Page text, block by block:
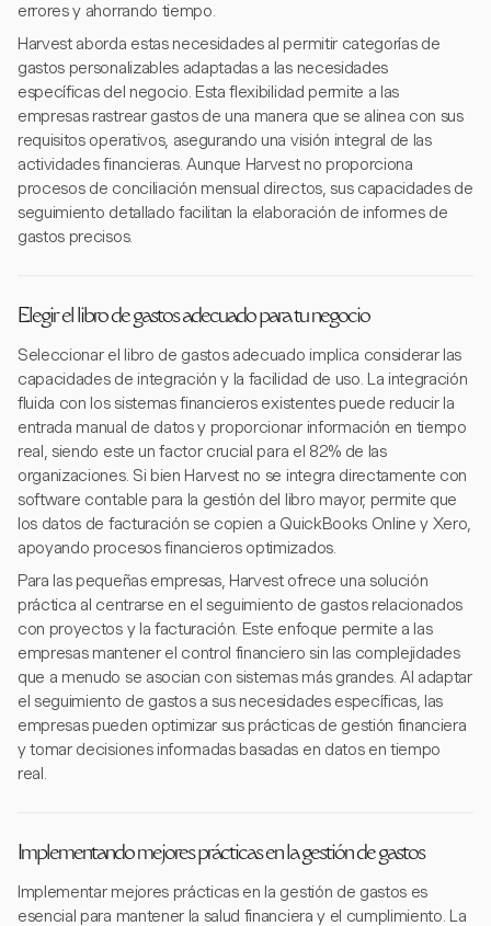
errores y ahorrando tiempo.
Harvest aborda estas necesidades al permitir categorías de
gastos personalizables adaptadas a las necesidades
específicas del negocio. Esta flexibilidad permite a las
empresas rastrear gastos de una manera que se alinea con sus
requisitos operativos, asegurando una visión integral de las
actividades financieras. Aunque Harvest no proporciona
procesos de conciliación mensual directos, sus capacidades de
seguimiento detallado facilitan la elaboración de informes de
gastos precisos.
Elegir el libro de gastos adecuado para tu negocio
Seleccionar el libro de gastos adecuado implica considerar las
capacidades de integración y la facilidad de uso. La integración
fluida con los sistemas financieros existentes puede reducir la
entrada manual de datos y proporcionar información en tiempo
real, siendo este un factor crucial para el 82% de las
organizaciones. Si bien Harvest no se integra directamente con
software contable para la gestión del libro mayor, permite que
los datos de facturación se copien a QuickBooks Online y Xero,
apoyando procesos financieros optimizados.
Para las pequeñas empresas, Harvest ofrece una solución
práctica al centrarse en el seguimiento de gastos relacionados
con proyectos y la facturación. Este enfoque permite a las
empresas mantener el control financiero sin las complejidades
que a menudo se asocian con sistemas más grandes. Al adaptar
el seguimiento de gastos a sus necesidades específicas, las
empresas pueden optimizar sus prácticas de gestión financiera
y tomar decisiones informadas basadas en datos en tiempo
real.
Implementando mejores prácticas en la gestión de gastos
Implementar mejores prácticas en la gestión de gastos es
esencial para mantener la salud financiera y el cumplimiento. La